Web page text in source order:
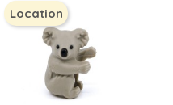
Location